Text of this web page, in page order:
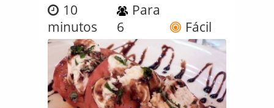
10
minutos
Para
6
Fácil